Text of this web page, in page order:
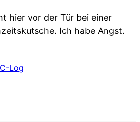
hier vor der Tür bei einer
Ich habe Angst.
Log